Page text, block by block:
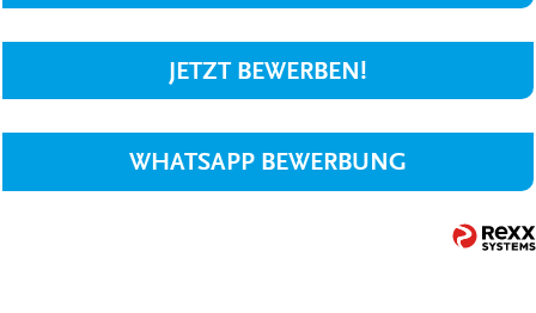
JETZT BEWERBEN!
WHATSAPP BEWERBUNG